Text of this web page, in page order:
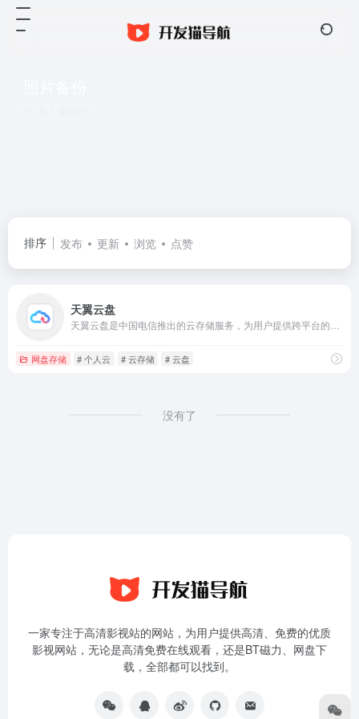
排序 发布 更新 浏览 点赞
天翼云盘
网盘存储 # 个人云 # 云存储 # 云盘
没有了
一家专注于高清影视站的网站，为用户提供高清、免费的优质
影视网站，无论是高清免费在线观看，还是BT磁力、网盘下
载，全部都可以找到。